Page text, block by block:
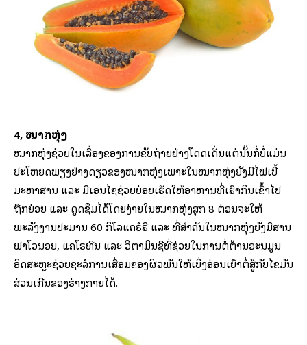
4, ໝາກຫຸ່ງ
ໝາກຫຸ່ງຊ່ວຍໃນເລື່ອງຂອງການຂັບຖ່າຍຢ່າງໂດດເດັ່ນແຕ່ນັ້ນກໍ່ບໍ່ແມ່ນ
ປະໂຫຍດພຽງຢ່າງດຽວຂອງໝາກຫຸ່ງເພາະໃນໝາກຫຸ່ງຍັງມີໄຟເບີ້
ມະຫາສານ ແລະ ມີເອນໄຊຊ່ວຍຍ່ອຍເຮັດໃຫ້ອາຫານທີ່ເຮົາກິນເຂົ້າໄປ
ຖືກຍ່ອຍ ແລະ ດູດຊຶມໄດ້ໂດຍງ່າຍໃນໝາກຫຸ່ງສຸກ 8 ຕ່ອນຈະໃຫ້
ພະລັງງານປະມານ 60 ກິໂລແຄຣໍຣີ ແລະ ທີ່ສຳຄັນໃນໝາກຫຸ່ງຍັງມີສານ
ຟາໂວນອຍ, ແຄໂຣທີນ ແລະ ວິຕາມິນຊີທີ່ຊ່ວຍໃນການຕໍ່ຕ້ານອະນມູນ
ອິດສະຫຼະຊ່ວຍຊະລໍການເສື່ອມຂອງຜິວພັນໃຫ້ເບິ່ງອ່ອນເຍົາຕໍ່ສູ້ກັບໄຂມັນ
ສ່ວນເກີນຂອງຮ່າງກາຍໄດ້.